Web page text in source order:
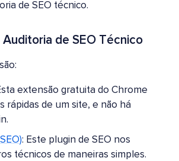
de SEO técnico.
de SEO Técnico
extensão gratuita do Chrome
rápidas de um site, e não há
: Este plugin de SEO nos
técnicos de maneiras simples.